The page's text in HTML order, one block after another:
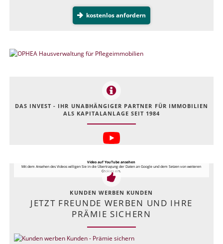
kostenlos anfordern
DAS INVEST - IHR UNABHÄNGIGER PARTNER FÜR IMMOBILIEN
ALS KAPITALANLAGE SEIT 1984
Video auf YouTube ansehen
Mit dem Ansehen des Videos willigen Sie in die Übertragung der Daten an Google und dem Setzen von weiteren
Cookies ein.
KUNDEN WERBEN KUNDEN
JETZT FREUNDE WERBEN UND IHRE
PRÄMIE SICHERN